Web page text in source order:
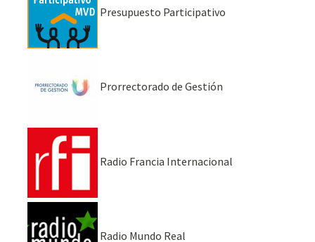
Presupuesto Participativo
Prorrectorado de Gestión
Radio Francia Internacional
Radio Mundo Real